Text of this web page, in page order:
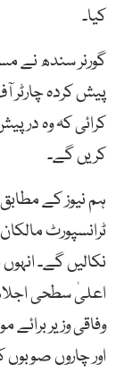
کیا۔
گورنر سندھ نے
پیش کردہ چارٹر
کرائی کہ وہ
کریں گے۔
ہم نیوز کے
ٹرانسپورٹ
نکالیں گے۔
اعلیٰ سطحی
وفاقی وزیر
اور چاروں صوبوں